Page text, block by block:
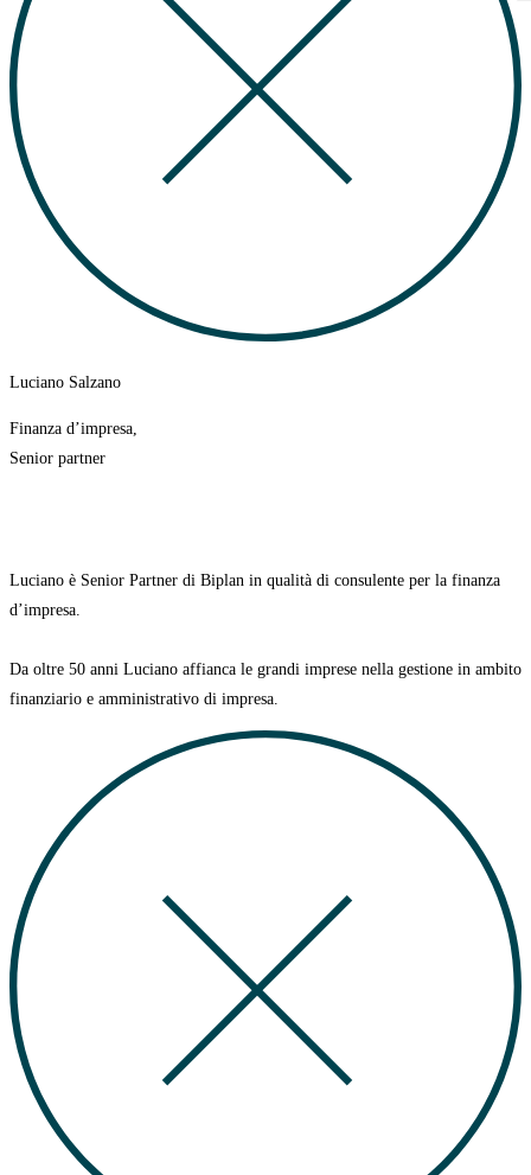
Luciano Salzano
Finanza d’impresa,
Senior partner
Luciano è Senior Partner di Biplan in qualità di consulente per la finanza
d’impresa.
Da oltre 50 anni Luciano affianca le grandi imprese nella gestione in ambito
finanziario e amministrativo di impresa.